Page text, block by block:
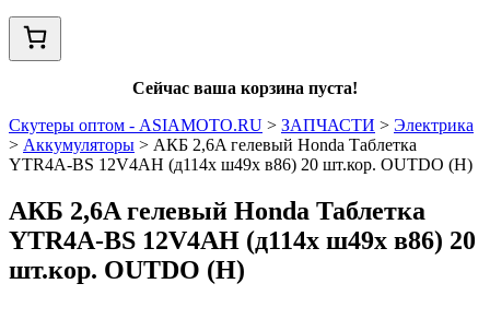
Сейчас ваша корзина пуста!
Скутеры оптом - ASIAMOTO.RU > ЗАПЧАСТИ > Электрика
> Аккумуляторы > АКБ 2,6A гелевый Honda Таблетка
YTR4A-BS 12V4AH (д114х ш49х в86) 20 шт.кор. OUTDO (Н)
АКБ 2,6A гелевый Honda Таблетка
YTR4A-BS 12V4AH (д114х ш49х в86) 20
шт.кор. OUTDO (Н)